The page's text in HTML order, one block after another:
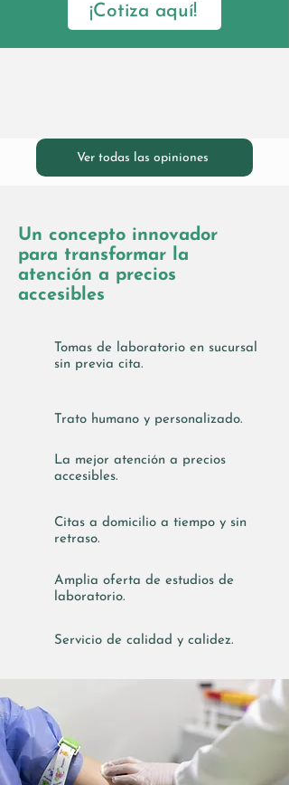
¡Cotiza aquí!
Ver todas las opiniones
Un concepto innovador
para transformar la
atención a precios
accesibles
Tomas de laboratorio en sucursal
sin previa cita.
Trato humano y personalizado.
La mejor atención a precios
accesibles.
Citas a domicilio a tiempo y sin
retraso.
Amplia oferta de estudios de
laboratorio.
Servicio de calidad y calidez.